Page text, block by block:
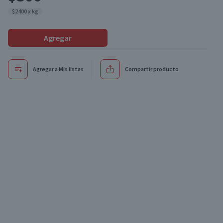
$2400 x kg
Agregar
Agregar a Mis listas Compartir producto